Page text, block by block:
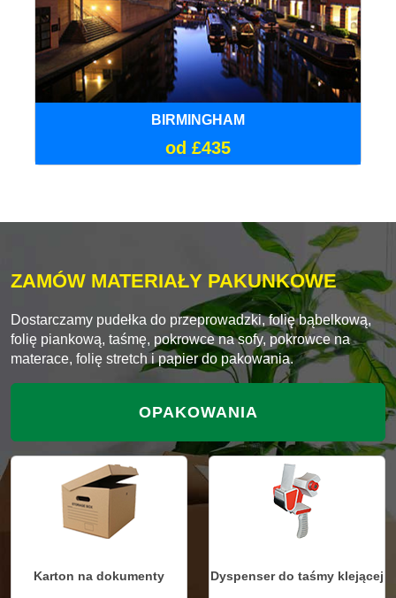
BIRMINGHAM
od £435
ZAMÓW MATERIAŁY PAKUNKOWE
Dostarczamy pudełka do przeprowadzki, folię bąbelkową,
folię piankową, taśmę, pokrowce na sofy, pokrowce na
materace, folię stretch i papier do pakowania.
OPAKOWANIA
Karton na dokumenty Dyspenser do taśmy klejącej